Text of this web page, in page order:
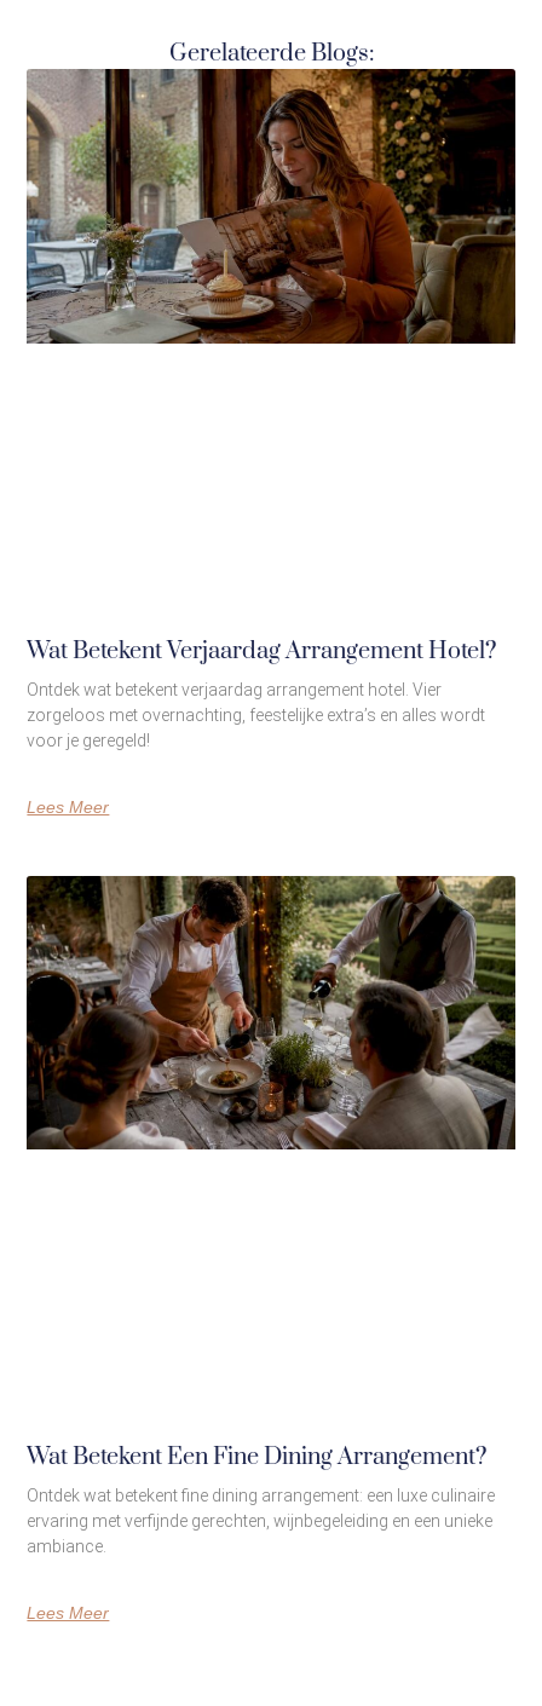
Gerelateerde Blogs:
Wat Betekent Verjaardag Arrangement Hotel?
Ontdek wat betekent verjaardag arrangement hotel. Vier
zorgeloos met overnachting, feestelijke extra’s en alles wordt
voor je geregeld!
Lees Meer
Wat Betekent Een Fine Dining Arrangement?
Ontdek wat betekent fine dining arrangement: een luxe culinaire
ervaring met verfijnde gerechten, wijnbegeleiding en een unieke
ambiance.
Lees Meer